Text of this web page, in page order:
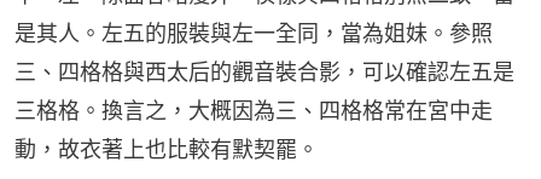
是其人。左五的服裝與左一全同，當為姐妹。參照
三、四格格與西太后的觀音裝合影，可以確認左五是
三格格。換言之，大概因為三、四格格常在宮中走
動，故衣著上也比較有默契罷。